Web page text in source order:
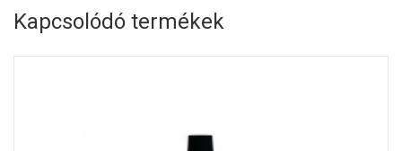
Kapcsolódó termékek